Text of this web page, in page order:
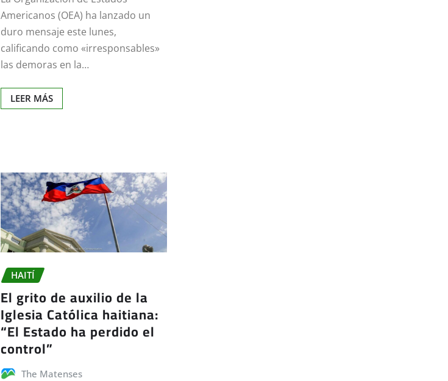
Americanos (OEA) ha lanzado un
duro mensaje este lunes,
calificando como «irresponsables»
las demoras en la…
LEER MÁS
HAITÍ
El grito de auxilio de la
Iglesia Católica haitiana:
“El Estado ha perdido el
control”
The Matenses